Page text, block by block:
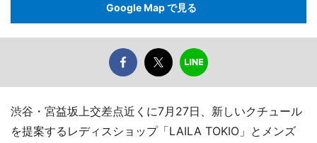
Google Map で見る
渋谷・宮益坂上交差点近くに7月27日、新しいクチュール
を提案するレディスショップ「LAILA TOKIO」とメンズ